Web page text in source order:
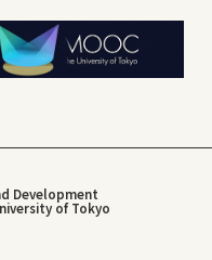
Development
of Tokyo